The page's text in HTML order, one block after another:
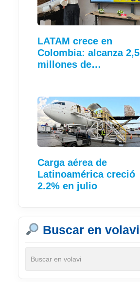
LATAM crece en
Colombia: alcanza 2,5
millones de…
Carga aérea de
Latinoamérica creció
2.2% en julio
Buscar en volavi